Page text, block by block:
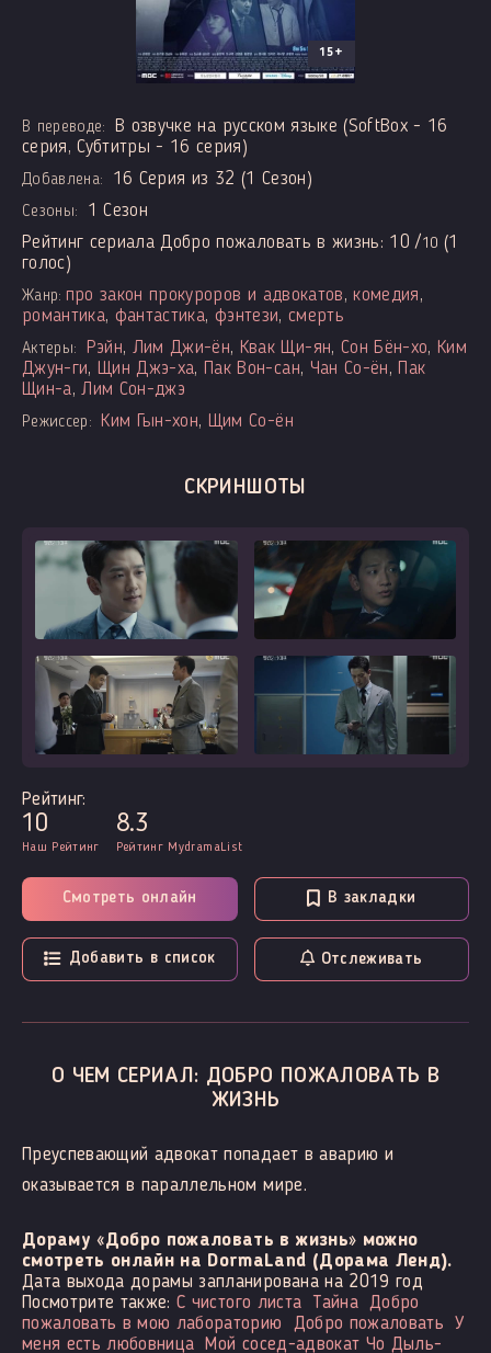
15+
В переводе:
В озвучке на русском языке (SoftBox - 16
серия, Субтитры - 16 серия)
Добавлена: 16 Серия из 32 (1 Сезон)
Сезоны:
1 Сезон
Рейтинг сериала Добро пожаловать в жизнь: 10 /10 (1
голос)
Жанр: про закон прокуроров и адвокатов,комедия,
романтика, фантастика, фэнтези, смерть
Актеры: Рэйн, Лим Джи-ён, Квак Щи-ян, Сон Бён-хо, Ким
Джун-ги, Щин Джэ-ха, Пак Вон-сан, Чан Со-ён, Пак
Щин-а,Лим Сон-джэ
Режиссер: Ким Гын-хон, Щим Со-ён
СКРИНШОТЫ
Рейтинг:
10
Наш Рейтинг
8.3
Рейтинг MydramaList
Смотреть онлайн В закладки
Добавить в список Отслеживать
О ЧЕМ СЕРИАЛ: ДОБРО ПОЖАЛОВАТЬ В
ЖИЗНЬ
Преуспевающий адвокат попадает в аварию и
оказывается в параллельном мире.
Дораму «Добро пожаловать в жизнь» можно
смотреть онлайн на DormaLand (Дорама Ленд).
Дата выхода дорамы запланирована на 2019 год
Посмотрите также:С чистого листа Тайна Добро
пожаловать в мою лабораторию
Добро пожаловать
У
меня есть любовница
Мой сосед-адвокат Чо Дыль-